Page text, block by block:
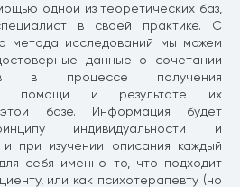
одной из теоретических баз,
в своей практике. С
метода исследований мы можем
данные о сочетании
в процессе получения
помощи и результате их
базе. Информация будет
индивидуальности и
и при изучении описания каждый
себя именно то, что подходит
или как психотерапевту (но